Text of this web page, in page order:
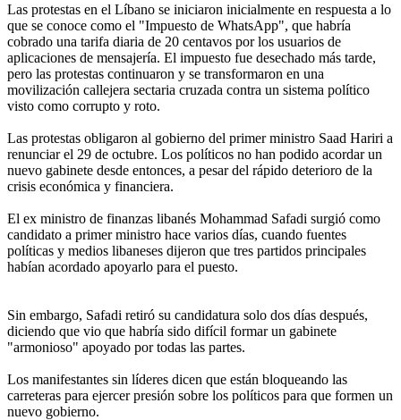
Las protestas en el Líbano se iniciaron inicialmente en respuesta a lo
que se conoce como el "Impuesto de WhatsApp", que habría
cobrado una tarifa diaria de 20 centavos por los usuarios de
aplicaciones de mensajería. El impuesto fue desechado más tarde,
pero las protestas continuaron y se transformaron en una
movilización callejera sectaria cruzada contra un sistema político
visto como corrupto y roto.
Las protestas obligaron al gobierno del primer ministro Saad Hariri a
renunciar el 29 de octubre. Los políticos no han podido acordar un
nuevo gabinete desde entonces, a pesar del rápido deterioro de la
crisis económica y financiera.
El ex ministro de finanzas libanés Mohammad Safadi surgió como
candidato a primer ministro hace varios días, cuando fuentes
políticas y medios libaneses dijeron que tres partidos principales
habían acordado apoyarlo para el puesto.
Sin embargo, Safadi retiró su candidatura solo dos días después,
diciendo que vio que habría sido difícil formar un gabinete
"armonioso" apoyado por todas las partes.
Los manifestantes sin líderes dicen que están bloqueando las
carreteras para ejercer presión sobre los políticos para que formen un
nuevo gobierno.